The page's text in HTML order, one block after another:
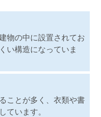
物の中に設置されてお
い構造になっていま
ことが多く、衣類や書
ています。